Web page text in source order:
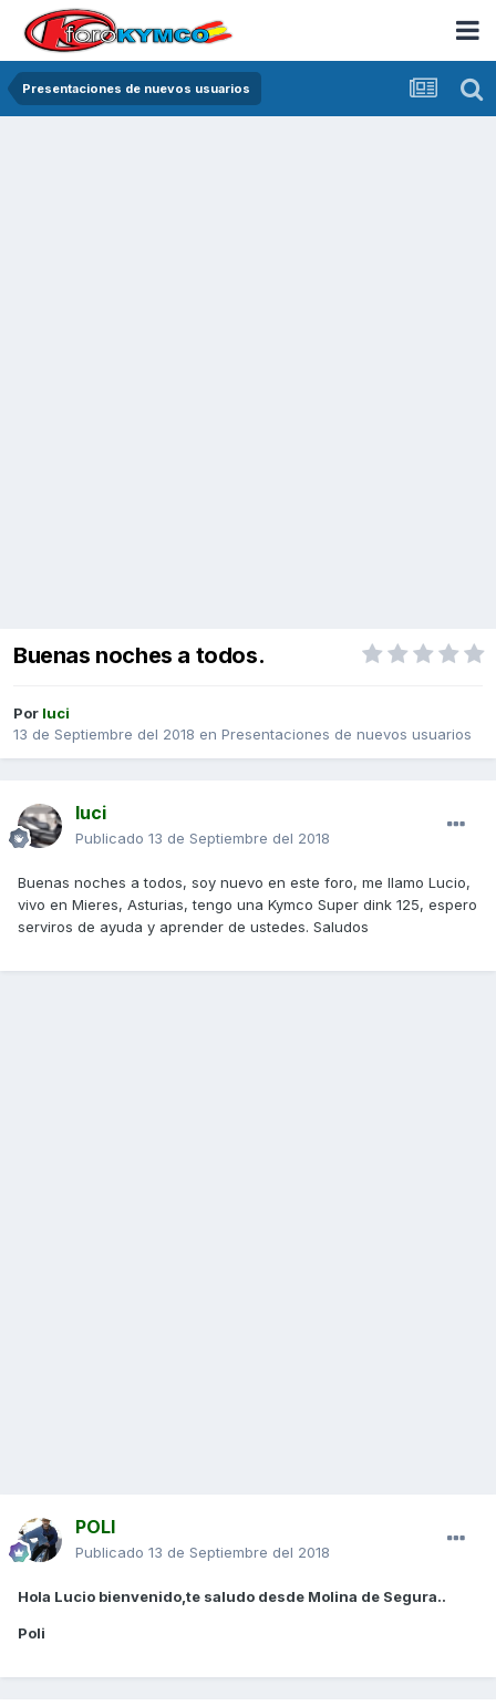
Presentaciones de nuevos usuarios
Buenas noches a todos.
Por luci
13 de Septiembre del 2018 en Presentaciones de nuevos usuarios
luci
Publicado 13 de Septiembre del 2018
Buenas noches a todos, soy nuevo en este foro, me llamo Lucio,
vivo en Mieres, Asturias, tengo una Kymco Super dink 125, espero
serviros de ayuda y aprender de ustedes. Saludos
POLI
Publicado 13 de Septiembre del 2018
Hola Lucio bienvenido,te saludo desde Molina de Segura..
Poli